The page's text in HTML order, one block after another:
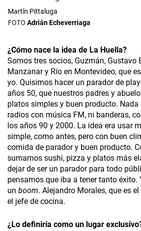
Martín Pittaluga
Adrián Echeverriaga
¿Cómo nace la idea de La Huella?
Somos tres socios, Guzmán, Gustavo
Manzanar y Río en Montevideo, que
yo. Quisimos hacer un parador de
años 50, que nuestros padres y
platos simples y buen producto. Nada
radios con música FM, ni banderas,
los años 90 y 2000. La idea era usar
simple, como antes, pero con buen
comida de parador y buen producto.
sumamos sushi, pizza y platos más
dejar de ser un parador para todo
pensamos que iba a tener tanto éxito.
un boom. Alejandro Morales, que es
el jefe de cocina.
¿Lo definiría como un lugar